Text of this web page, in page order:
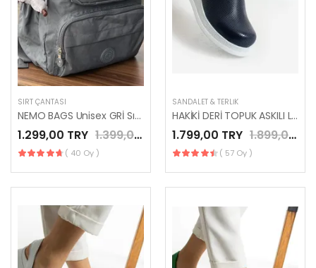
SIRT ÇANTASI
NEMO BAGS Unisex GRİ Sırt Çantası Okul Çantası Laptop ve Seyahat Çantası Su Geçirmez Spor Çantası 40x30x15cm
1.299,00 TRY 1.399,00 TRY
( 40 Oy )
SANDALET & TERLIK
HAKİKİ DERİ TOPUK ASKILI LACİVERT YENİ SEZON SABO TERLİK
1.799,00 TRY 1.899,00 TRY
( 57 Oy )